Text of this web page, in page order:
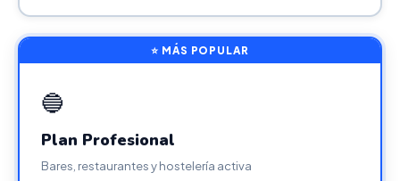
⭐ MÁS POPULAR
🔵
Plan Profesional
Bares, restaurantes y hostelería activa